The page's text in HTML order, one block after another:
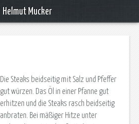
Die Steaks beidseitig mit Salz und Pfeffer
gut würzen. Das Öl in einer Pfanne gut
erhitzen und die Steaks rasch beidseitig
anbraten. Bei mäßiger Hitze unter
Helmut Mucker